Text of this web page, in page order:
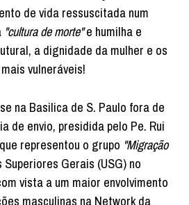
de vida ressuscitada num
"cultura de morte"e humilha e
a dignidade da mulher e os
vulneráveis!
na Basilica de S. Paulo fora de
de envio, presidida pelo Pe. Rui
representou o grupo "Migração
Gerais (USG) no
vista a um maior envolvimento
masculinas na Network da